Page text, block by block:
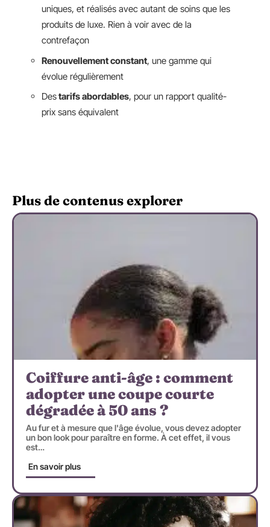
uniques, et réalisés avec autant de soins que les
produits de luxe. Rien à voir avec de la
contrefaçon
Renouvellement constant, une gamme qui
évolue régulièrement
Destarifs abordables, pour un rapport qualité-
prix sans équivalent
Plus de contenus explorer
Coiffure anti-âge : comment
adopter une coupe courte
dégradée à 50 ans ?
Au fur et à mesure que l'âge évolue, vous devez adopter
un bon look pour paraître en forme. À cet effet, il vous
est…
En savoir plus